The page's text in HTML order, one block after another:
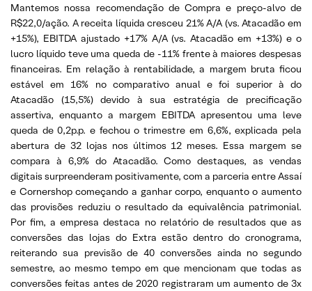
Mantemos nossa recomendação de Compra e preço-alvo de
R$22,0/ação. A receita líquida cresceu 21% A/A (vs. Atacadão em
+15%), EBITDA ajustado +17% A/A (vs. Atacadão em +13%) e o
lucro líquido teve uma queda de -11% frente à maiores despesas
financeiras. Em relação à rentabilidade, a margem bruta ficou
estável em 16% no comparativo anual e foi superior à do
Atacadão (15,5%) devido à sua estratégia de precificação
assertiva, enquanto a margem EBITDA apresentou uma leve
queda de 0,2p.p. e fechou o trimestre em 6,6%, explicada pela
abertura de 32 lojas nos últimos 12 meses. Essa margem se
compara à 6,9% do Atacadão. Como destaques, as vendas
digitais surpreenderam positivamente, com a parceria entre Assaí
e Cornershop começando a ganhar corpo, enquanto o aumento
das provisões reduziu o resultado da equivalência patrimonial.
Por fim, a empresa destaca no relatório de resultados que as
conversões das lojas do Extra estão dentro do cronograma,
reiterando sua previsão de 40 conversões ainda no segundo
semestre, ao mesmo tempo em que mencionam que todas as
conversões feitas antes de 2020 registraram um aumento de 3x